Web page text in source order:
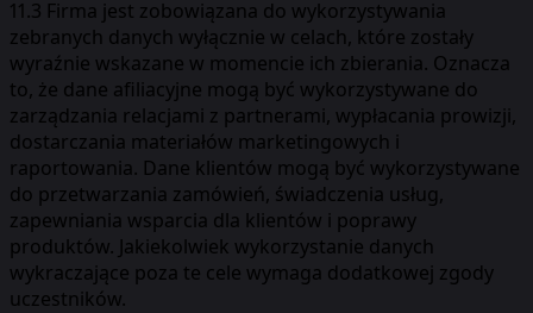
11.3 Firma jest zobowiązana do wykorzystywania
zebranych danych wyłącznie w celach, które zostały
wyraźnie wskazane w momencie ich zbierania. Oznacza
to, że dane afiliacyjne mogą być wykorzystywane do
zarządzania relacjami z partnerami, wypłacania prowizji,
dostarczania materiałów marketingowych i
raportowania. Dane klientów mogą być wykorzystywane
do przetwarzania zamówień, świadczenia usług,
zapewniania wsparcia dla klientów i poprawy
produktów. Jakiekolwiek wykorzystanie danych
wykraczające poza te cele wymaga dodatkowej zgody
uczestników.